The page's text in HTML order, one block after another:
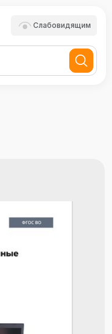
Слабовидящим